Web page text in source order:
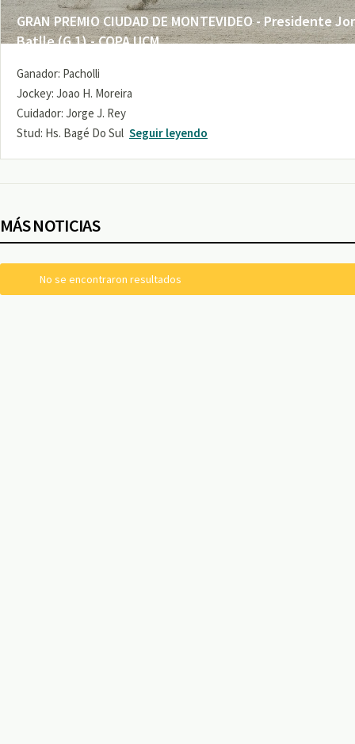
GRAN PREMIO CIUDAD DE MONTEVIDEO - Presidente
Batlle (G 1) - COPA UCM
Ganador: Pacholli
Jockey: Joao H. Moreira
Cuidador: Jorge J. Rey
Stud: Hs. Bagé Do Sul Seguir leyendo
MÁS NOTICIAS
No se encontraron resultados